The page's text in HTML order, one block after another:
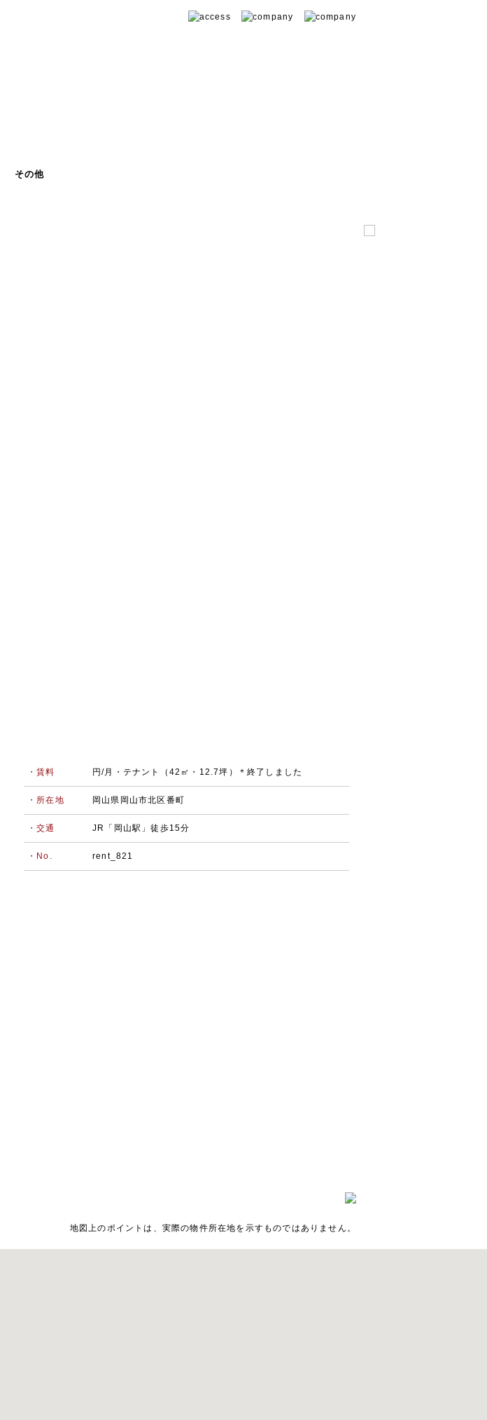
その他
・賃料 円/月・テナント（42㎡・12.7坪）＊終了しました
・所在地 岡山県岡山市北区番町
・交通 JR「岡山駅」徒歩15分
・No. rent_821
地図上のポイントは、実際の物件所在地を示すものではありません。